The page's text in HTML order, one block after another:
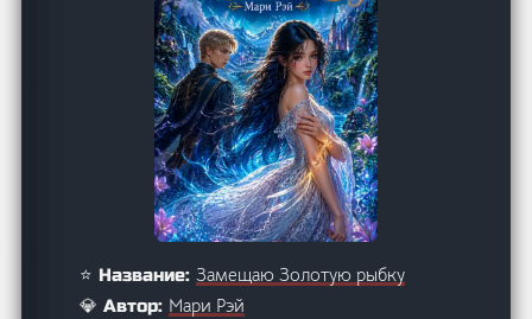
⭐ Название:Замещаю Золотую рыбку
💎 Автор: Мари Рэй